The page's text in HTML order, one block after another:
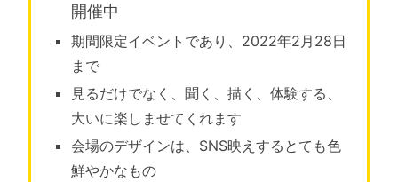
開催中
期間限定イベントであり、2022年2月28日
まで
見るだけでなく、聞く、描く、体験する、
大いに楽しませてくれます
会場のデザインは、SNS映えするとても色
鮮やかなもの